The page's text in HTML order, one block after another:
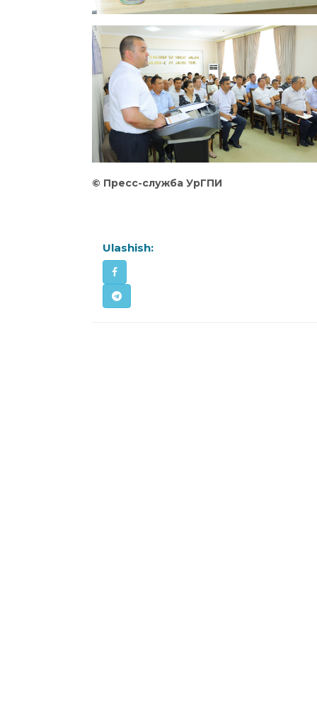
© Пресс-служба УрГПИ
Ulashish: